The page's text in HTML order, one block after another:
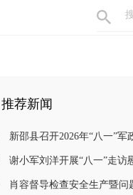
推荐新闻
新邵县召开2026年“八一”军
谢小军刘洋开展“八一”走访
肖容督导检查安全生产暨问题